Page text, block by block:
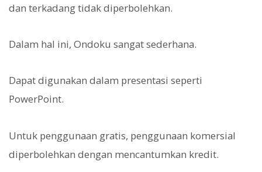
dan terkadang tidak diperbolehkan.
Dalam hal ini, Ondoku sangat sederhana.
Dapat digunakan dalam presentasi seperti
PowerPoint.
Untuk penggunaan gratis, penggunaan komersial
diperbolehkan dengan mencantumkan kredit.